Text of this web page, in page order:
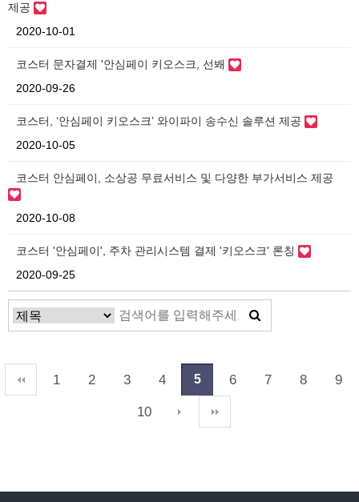
제공
2020-10-01
코스터 문자결제 '안심페이 키오스크, 선봬
2020-09-26
코스터, ‘안심페이 키오스크’ 와이파이 송수신 솔루션 제공
2020-10-05
코스터 안심페이, 소상공 무료서비스 및 다양한 부가서비스 제공
2020-10-08
코스터 '안심페이', 주차 관리시스템 결제 '키오스크' 론칭
2020-09-25
1 2 3 4 5 6 7 8
9
10